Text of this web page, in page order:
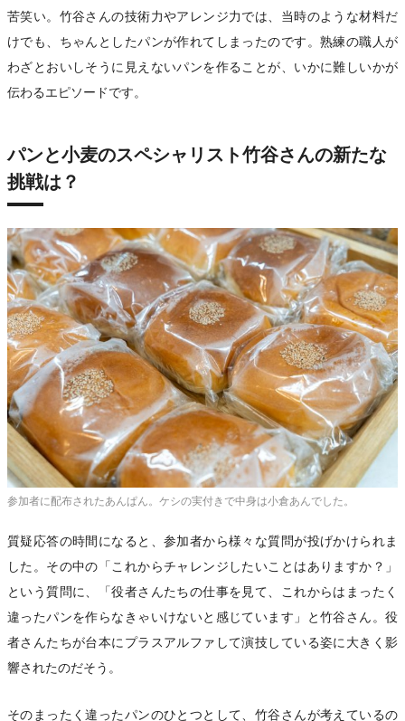
苦笑い。竹谷さんの技術力やアレンジ力では、当時のような材料だ
けでも、ちゃんとしたパンが作れてしまったのです。熟練の職人が
わざとおいしそうに見えないパンを作ることが、いかに難しいかが
伝わるエピソードです。
パンと小麦のスペシャリスト竹谷さんの新たな
挑戦は？
参加者に配布されたあんぱん。ケシの実付きで中身は小倉あんでした。
質疑応答の時間になると、参加者から様々な質問が投げかけられま
した。その中の「これからチャレンジしたいことはありますか？」
という質問に、「役者さんたちの仕事を見て、これからはまったく
違ったパンを作らなきゃいけないと感じています」と竹谷さん。役
者さんたちが台本にプラスアルファして演技している姿に大きく影
響されたのだそう。
そのまったく違ったパンのひとつとして、竹谷さんが考えているの